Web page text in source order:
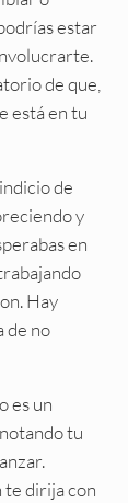
estar
de que,
está en tu
de
y
en
Hay
de no
es un
tu
te dirija con